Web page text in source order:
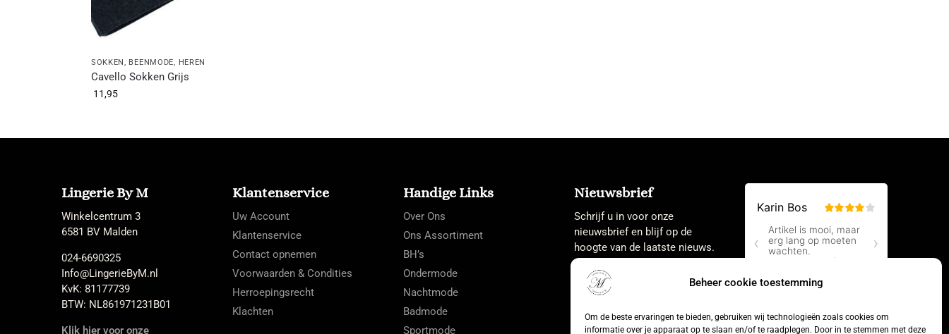
Beheer cookie toestemming
Om de beste ervaringen te bieden, gebruiken wij technologieën zoals cookies om
informatie over je apparaat op te slaan en/of te raadplegen. Door in te stemmen met deze
SOKKEN, BEENMODE, HEREN
Cavello Sokken Grijs
11,95
Lingerie By M
Winkelcentrum 3
6581 BV Malden
024-6690325
Info@LingerieByM.nl
KvK: 81177739
BTW: NL861971231B01
Klik hier voor onze
Klantenservice
Uw Account
Klantenservice
Contact opnemen
Voorwaarden & Condities
Herroepingsrecht
Klachten
Handige Links
Over Ons
Ons Assortiment
BH’s
Ondermode
Nachtmode
Badmode
Sportmode
Nieuwsbrief
Schrijf u in voor onze
nieuwsbrief en blijf op de
hoogte van de laatste nieuws.